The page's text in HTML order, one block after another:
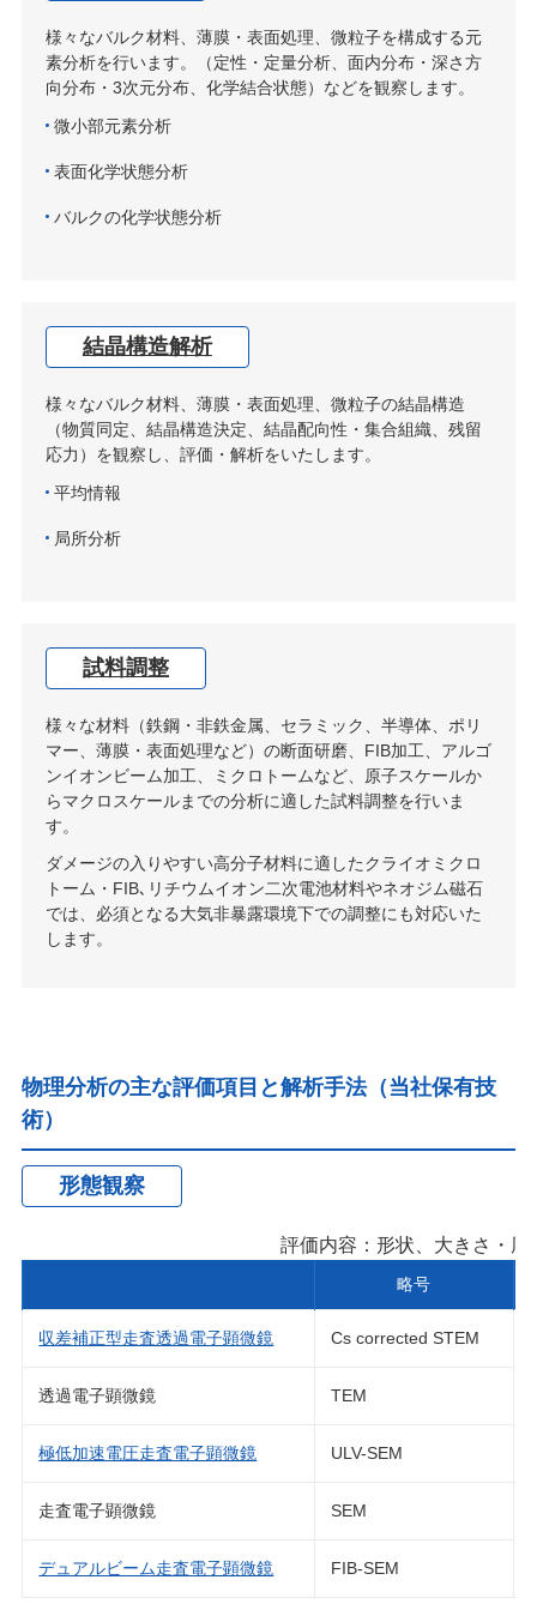
様々なバルク材料、薄膜・表面処理、微粒子を構成する元
素分析を行います。（定性・定量分析、面内分布・深さ方
向分布・3次元分布、化学結合状態）などを観察します。
微小部元素分析
表面化学状態分析
バルクの化学状態分析
結晶構造解析
様々なバルク材料、薄膜・表面処理、微粒子の結晶構造
（物質同定、結晶構造決定、結晶配向性・集合組織、残留
応力）を観察し、評価・解析をいたします。
平均情報
局所分析
試料調整
様々な材料（鉄鋼・非鉄金属、セラミック、半導体、ポリ
マー、薄膜・表面処理など）の断面研磨、FIB加工、アルゴ
ンイオンビーム加工、ミクロトームなど、原子スケールか
らマクロスケールまでの分析に適した試料調整を行いま
す。
ダメージの入りやすい高分子材料に適したクライオミクロ
トーム・FIB､リチウムイオン二次電池材料やネオジム磁石
では、必須となる大気非暴露環境下での調整にも対応いた
します。
物理分析の主な評価項目と解析手法（当社保有技
術）
形態観察
評価内容：形状、大きさ・
略号
収差補正型走査透過電子顕微鏡 Cs corrected STEM
透過電子顕微鏡 TEM
極低加速電圧走査電子顕微鏡 ULV-SEM
走査電子顕微鏡 SEM
デュアルビーム走査電子顕微鏡 FIB-SEM